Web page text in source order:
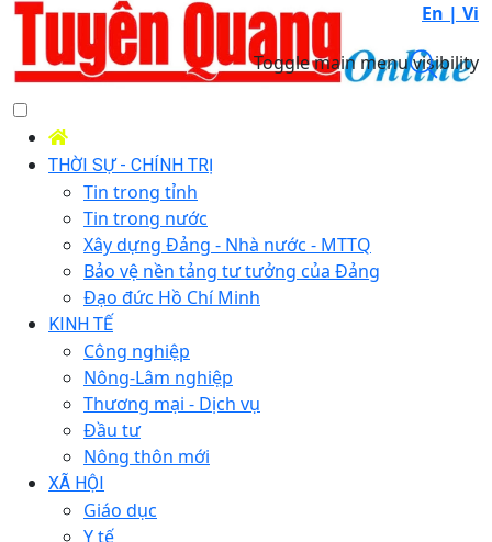
En | Vi
Toggle main menu visibility
THỜI SỰ - CHÍNH TRỊ
Tin trong tỉnh
Tin trong nước
Xây dựng Đảng - Nhà nước - MTTQ
Bảo vệ nền tảng tư tưởng của Đảng
Đạo đức Hồ Chí Minh
KINH TẾ
Công nghiệp
Nông-Lâm nghiệp
Thương mại - Dịch vụ
Đầu tư
Nông thôn mới
XÃ HỘI
Giáo dục
Y tế